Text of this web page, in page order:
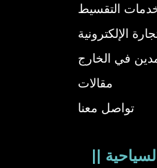
التقسيط
الإلكترونية
في الخارج
مقالات
تواصل معنا